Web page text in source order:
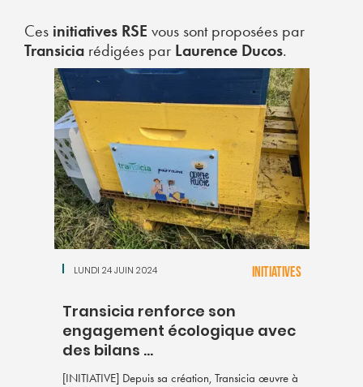
Ces initiatives RSE vous sont proposées par
Transicia rédigées par Laurence Ducos.
LUNDI 24 JUIN 2024
Transicia renforce son
engagement écologique avec
des bilans ...
[INITIATIVE] Depuis sa création, Transicia œuvre à
INITIATIVES